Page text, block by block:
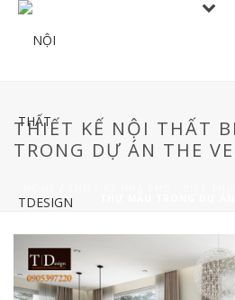
THIẾT KẾ NỘI THẤT
TRONG DỰ ÁN THE